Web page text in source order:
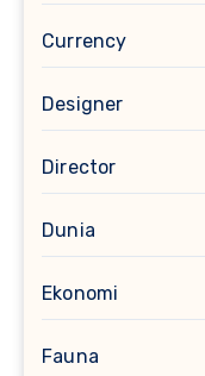
Currency
Designer
Director
Dunia
Ekonomi
Fauna